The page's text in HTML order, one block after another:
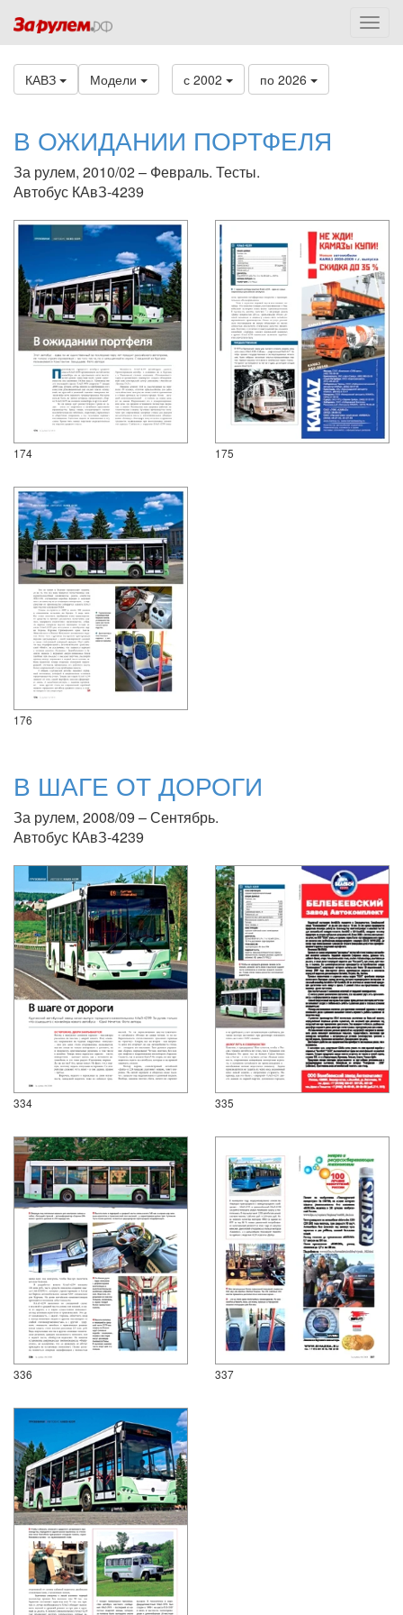
КАВЗ Модели с 2002 по 2026
В ОЖИДАНИИ ПОРТФЕЛЯ
За рулем, 2010/02 – Февраль. Тесты.
Автобус КАвЗ-4239
174 175
176
В ШАГЕ ОТ ДОРОГИ
За рулем, 2008/09 – Сентябрь.
Автобус КАвЗ-4239
334 335
336 337